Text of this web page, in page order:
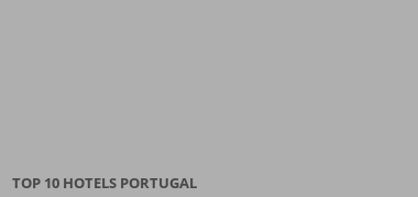
TOP 10 HOTELS PORTUGAL